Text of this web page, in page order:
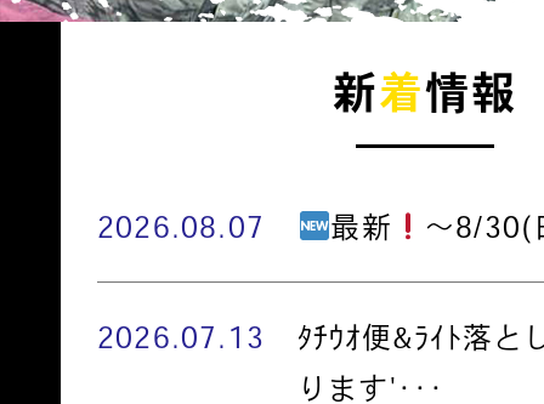
新着情報
2026.08.07 最新 ～8/30(
2026.07.13
ﾀﾁｳｵ便&ﾗｲﾄ落と
ります'･･･